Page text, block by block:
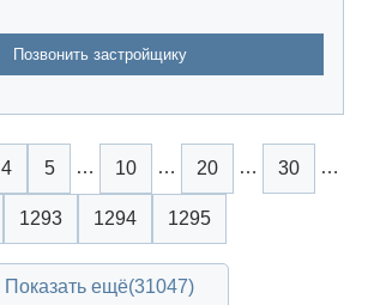
Позвонить застройщику
4 5 … 10 … 20 … 30 …
1293 1294 1295
Показать ещё(31047)